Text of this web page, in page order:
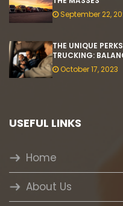
September 22,
THE UNIQUE
TRUCKING:
October 17, 2023
USEFUL LINKS
Home
About Us